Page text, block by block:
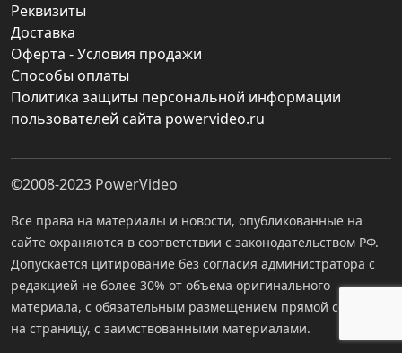
Реквизиты
Доставка
Оферта - Условия продажи
Способы оплаты
Политика защиты персональной информации
пользователей сайта powervideo.ru
©2008-2023 PowerVideo
Все права на материалы и новости, опубликованные на
сайте охраняются в соответствии с законодательством РФ.
Допускается цитирование без согласия администратора с
редакцией не более 30% от объема оригинального
материала, с обязательным размещением прямой ссылки
на страницу, с заимствованными материалами.